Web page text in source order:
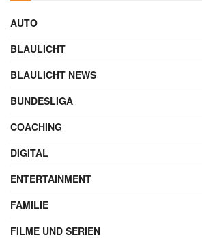
AUTO
BLAULICHT
BLAULICHT NEWS
BUNDESLIGA
COACHING
DIGITAL
ENTERTAINMENT
FAMILIE
FILME UND SERIEN